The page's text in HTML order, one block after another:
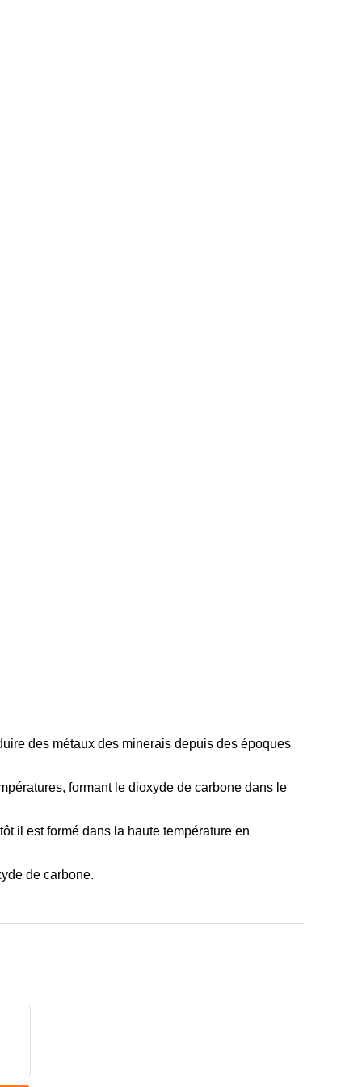
des métaux des minerais depuis des époques
formant le dioxyde de carbone dans le
il est formé dans la haute température en
de carbone.